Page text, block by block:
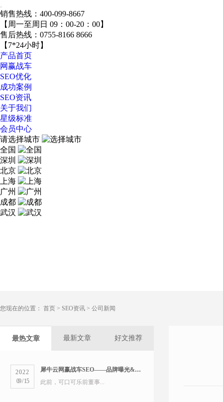
销售热线： 400-099-8667
【周一至周日 09：00-20：00】
售后热线： 0755-8166 8666
【7*24小时】
产品首页
网赢战车
SEO优化
成功案例
SEO资讯
关于我们
星级标准
会员中心
请选择城市
全国
深圳
北京
上海
广州
成都
武汉
您现在的位置： 首页 > SEO资讯 > 公司新闻
最热文章 最新文章 好文推荐
2022
09/15
犀牛云网赢战车SEO——品牌曝光&精准营销双管齐下
此前，可口可乐前董事...